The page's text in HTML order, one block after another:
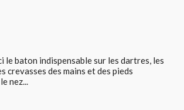
baton indispensable sur les dartres, les
crevasses des mains et des pieds
nez...